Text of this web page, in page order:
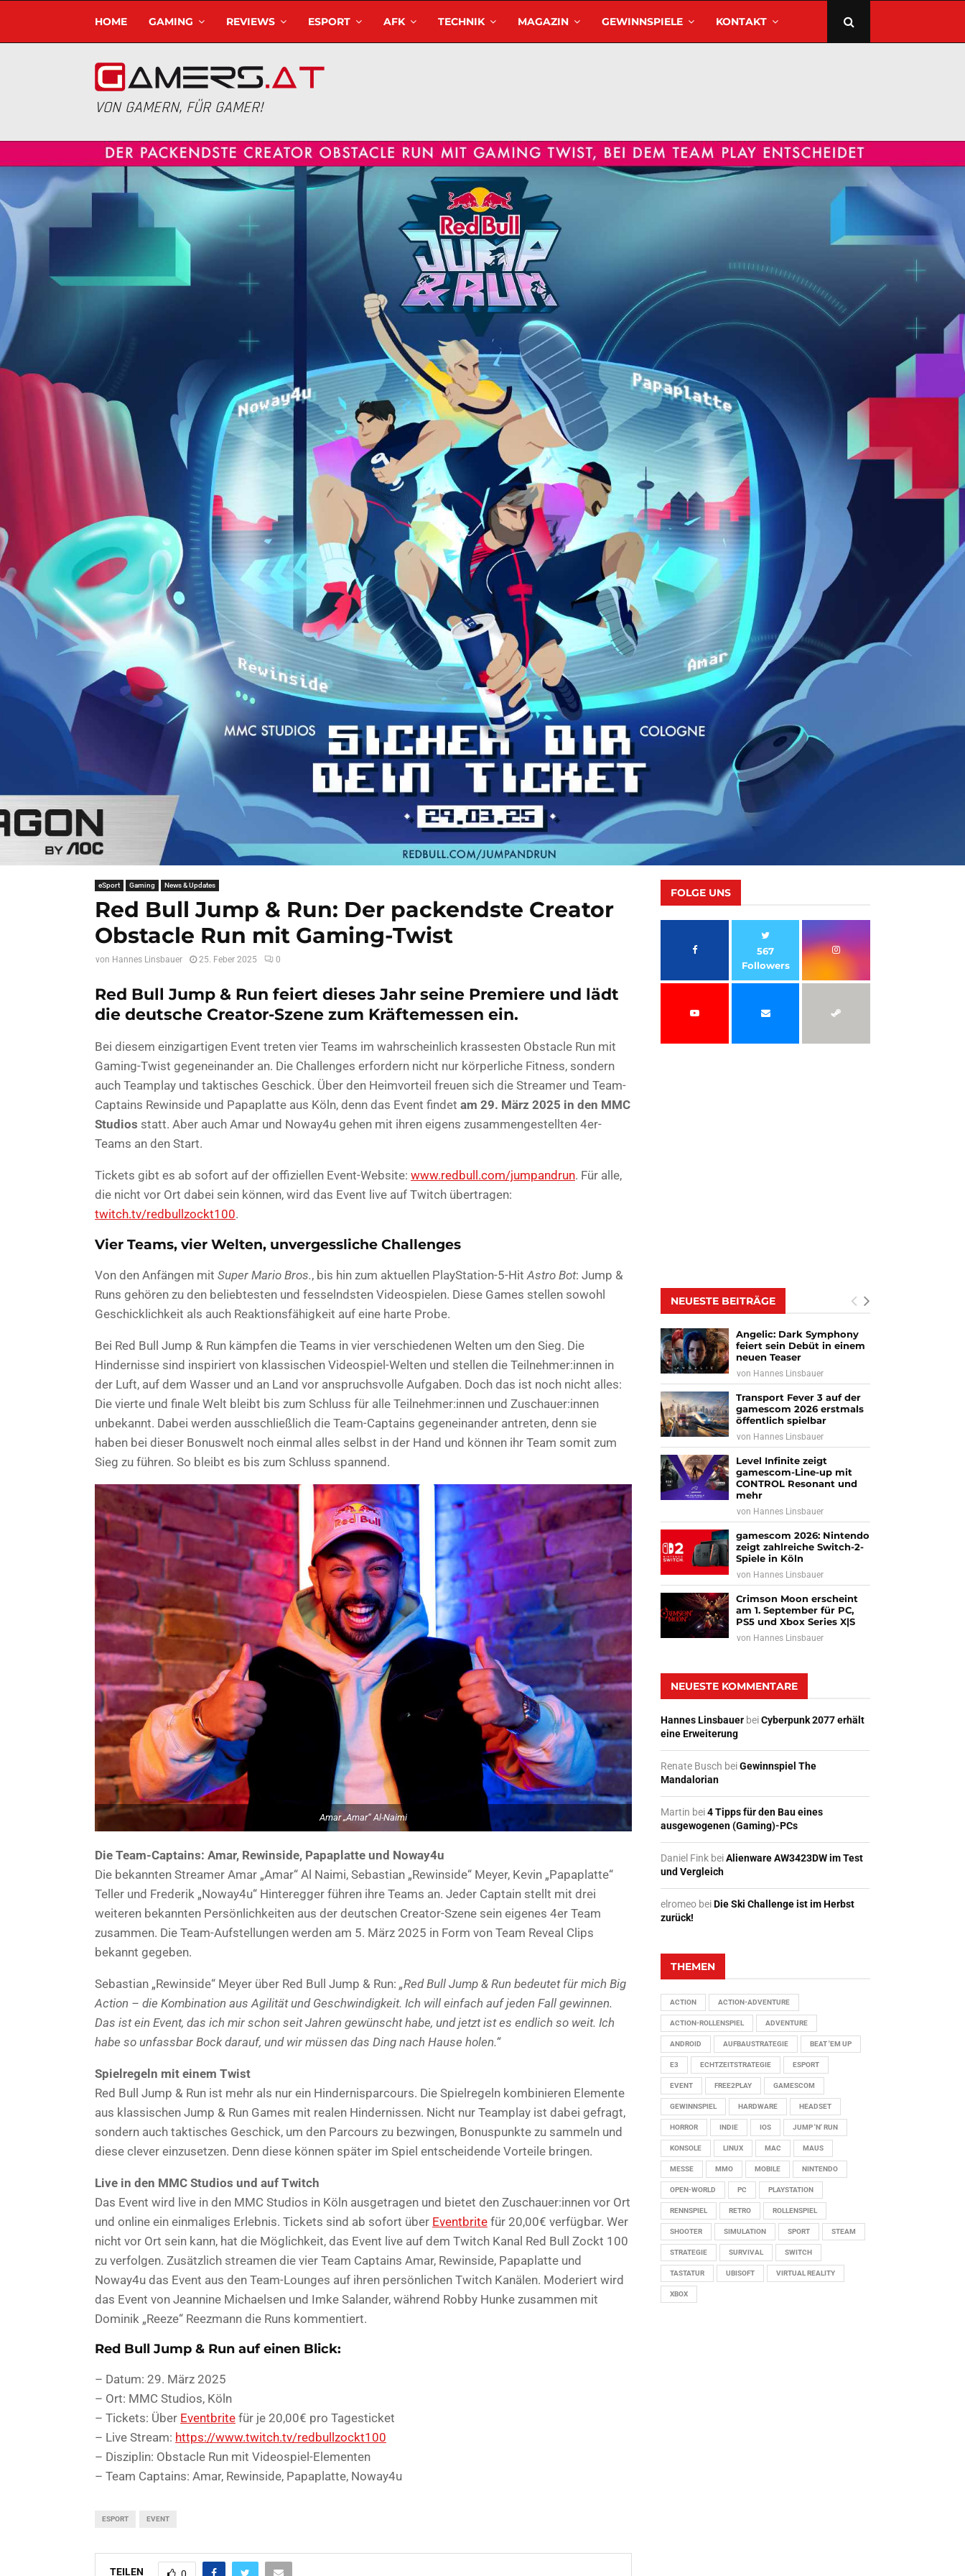
HOME GAMING REVIEWS ESPORT AFK TECHNIK MAGAZIN GEWINNSPIELE KONTAKT
VON GAMERN, FÜR GAMER!
eSport Gaming News & Updates
Red Bull Jump & Run: Der packendste Creator
Obstacle Run mit Gaming-Twist
von Hannes Linsbauer 25. Feber 2025 0
Red Bull Jump & Run feiert dieses Jahr seine Premiere und lädt
die deutsche Creator-Szene zum Kräftemessen ein.
Bei diesem einzigartigen Event treten vier Teams im wahrscheinlich krassesten Obstacle Run mit
Gaming-Twist gegeneinander an. Die Challenges erfordern nicht nur körperliche Fitness, sondern
auch Teamplay und taktisches Geschick. Über den Heimvorteil freuen sich die Streamer und Team-
Captains Rewinside und Papaplatte aus Köln, denn das Event findet am 29. März 2025 in den MMC
Studios statt. Aber auch Amar und Noway4u gehen mit ihren eigens zusammengestellten 4er-
Teams an den Start.
Tickets gibt es ab sofort auf der offiziellen Event-Website: www.redbull.com/jumpandrun. Für alle,
die nicht vor Ort dabei sein können, wird das Event live auf Twitch übertragen:
twitch.tv/redbullzockt100.
Vier Teams, vier Welten, unvergessliche Challenges
Von den Anfängen mit Super Mario Bros., bis hin zum aktuellen PlayStation-5-Hit Astro Bot: Jump &
Runs gehören zu den beliebtesten und fesselndsten Videospielen. Diese Games stellen sowohl
Geschicklichkeit als auch Reaktionsfähigkeit auf eine harte Probe.
Bei Red Bull Jump & Run kämpfen die Teams in vier verschiedenen Welten um den Sieg. Die
Hindernisse sind inspiriert von klassischen Videospiel-Welten und stellen die Teilnehmer:innen in
der Luft, auf dem Wasser und an Land vor anspruchsvolle Aufgaben. Doch das ist noch nicht alles:
Die vierte und finale Welt bleibt bis zum Schluss für alle Teilnehmer:innen und Zuschauer:innen
unbekannt. Dabei werden ausschließlich die Team-Captains gegeneinander antreten, denn sie
haben bei dieser Bonuswelt noch einmal alles selbst in der Hand und können ihr Team somit zum
Sieg zu führen. So bleibt es bis zum Schluss spannend.
Amar „Amar“ Al-Naimi
Die Team-Captains: Amar, Rewinside, Papaplatte und Noway4u
Die bekannten Streamer Amar „Amar“ Al Naimi, Sebastian „Rewinside“ Meyer, Kevin „Papaplatte“
Teller und Frederik „Noway4u“ Hinteregger führen ihre Teams an. Jeder Captain stellt mit drei
weiteren bekannten Persönlichkeiten aus der deutschen Creator-Szene sein eigenes 4er Team
zusammen. Die Team-Aufstellungen werden am 5. März 2025 in Form von Team Reveal Clips
bekannt gegeben.
Sebastian „Rewinside“ Meyer über Red Bull Jump & Run: „Red Bull Jump & Run bedeutet für mich Big
Action – die Kombination aus Agilität und Geschwindigkeit. Ich will einfach auf jeden Fall gewinnen.
Das ist ein Event, das ich mir schon seit Jahren gewünscht habe, und jetzt ist es endlich so weit. Ich
habe so unfassbar Bock darauf, und wir müssen das Ding nach Hause holen.“
Spielregeln mit einem Twist
Red Bull Jump & Run ist mehr als nur ein Hindernisparcours. Die Spielregeln kombinieren Elemente
aus klassischen Jump & Run Games mit realen Hindernissen. Nicht nur Teamplay ist dabei gefragt,
sondern auch taktisches Geschick, um den Parcours zu bezwingen, Bonuspunkte zu sammeln und
diese clever einzusetzen. Denn diese können später im Spiel entscheidende Vorteile bringen.
Live in den MMC Studios und auf Twitch
Das Event wird live in den MMC Studios in Köln ausgetragen und bietet den Zuschauer:innen vor Ort
und online ein einmaliges Erlebnis. Tickets sind ab sofort über Eventbrite für 20,00€ verfügbar. Wer
nicht vor Ort sein kann, hat die Möglichkeit, das Event live auf dem Twitch Kanal Red Bull Zockt 100
zu verfolgen. Zusätzlich streamen die vier Team Captains Amar, Rewinside, Papaplatte und
Noway4u das Event aus den Team-Lounges auf ihren persönlichen Twitch Kanälen. Moderiert wird
das Event von Jeannine Michaelsen und Imke Salander, während Robby Hunke zusammen mit
Dominik „Reeze“ Reezmann die Runs kommentiert.
Red Bull Jump & Run auf einen Blick:
– Datum: 29. März 2025
– Ort: MMC Studios, Köln
– Tickets: Über Eventbrite für je 20,00€ pro Tagesticket
– Live Stream: https://www.twitch.tv/redbullzockt100
– Disziplin: Obstacle Run mit Videospiel-Elementen
– Team Captains: Amar, Rewinside, Papaplatte, Noway4u
ESPORT EVENT
TEILEN 0
FOLGE UNS
567
Followers
NEUESTE BEITRÄGE
Angelic: Dark Symphony
feiert sein Debüt in einem
neuen Teaser
von Hannes Linsbauer
Transport Fever 3 auf der
gamescom 2026 erstmals
öffentlich spielbar
von Hannes Linsbauer
Level Infinite zeigt
gamescom-Line-up mit
CONTROL Resonant und
mehr
von Hannes Linsbauer
gamescom 2026: Nintendo
zeigt zahlreiche Switch-2-
Spiele in Köln
von Hannes Linsbauer
Crimson Moon erscheint
am 1. September für PC,
PS5 und Xbox Series X|S
von Hannes Linsbauer
NEUESTE KOMMENTARE
Hannes Linsbauer beiCyberpunk 2077 erhält
eine Erweiterung
Renate Busch beiGewinnspiel The
Mandalorian
Martin bei4 Tipps für den Bau eines
ausgewogenen (Gaming)-PCs
Daniel Fink beiAlienware AW3423DW im Test
und Vergleich
elromeo beiDie Ski Challenge ist im Herbst
zurück!
THEMEN
ACTION ACTION-ADVENTURE
ACTION-ROLLENSPIEL ADVENTURE
ANDROID AUFBAUSTRATEGIE BEAT 'EM UP
E3 ECHTZEITSTRATEGIE ESPORT
EVENT FREE2PLAY GAMESCOM
GEWINNSPIEL HARDWARE HEADSET
HORROR INDIE IOS JUMP 'N' RUN
KONSOLE LINUX MAC MAUS
MESSE MMO MOBILE NINTENDO
OPEN-WORLD PC PLAYSTATION
RENNSPIEL RETRO ROLLENSPIEL
SHOOTER SIMULATION SPORT STEAM
STRATEGIE SURVIVAL SWITCH
TASTATUR UBISOFT VIRTUAL REALITY
XBOX